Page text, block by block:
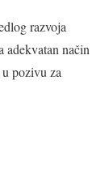
razvoja
način
pozivu za